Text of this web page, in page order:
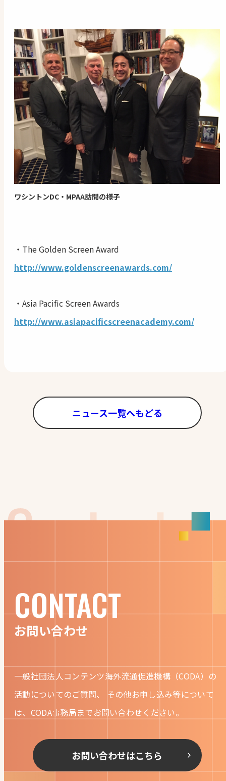
ワシントンDC・MPAA訪問の様子
・The Golden Screen Award
http://www.goldenscreenawards.com/
・Asia Pacific Screen Awards
http://www.asiapacificscreenacademy.com/
ニュース一覧へもどる
CONTACT
お問い合わせ
一般社団法人コンテンツ海外流通促進機構（CODA）の
活動についてのご質問、
その他お申し込み等について
は、CODA事務局までお問い合わせください。
お問い合わせはこちら